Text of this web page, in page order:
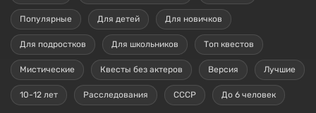
Популярные Для детей Для новичков
Для подростков Для школьников Топ квестов
Мистические Квесты без актеров Версия Лучшие
10-12 лет Расследования СССР До 6 человек